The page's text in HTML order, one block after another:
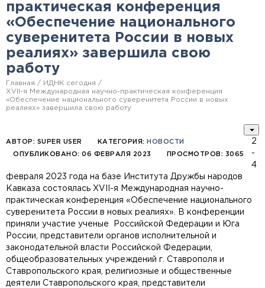
практическая конференция
«Обеспечение национального
суверенитета России в новых
реалиях» завершила свою
работу
Главная
ИДНК сегодня
XVII-я Международная научно-практическая конференция
«Обеспечение национального суверенитета России в новых
реалиях» завершила свою работу
АВТОР: SUPER USER КАТЕГОРИЯ: НОВОСТИ
ОПУБЛИКОВАНО: 06 ФЕВРАЛЯ 2023 ПРОСМОТРОВ: 3065
2
-
4
февраля 2023 года на базе Института Дружбы народов
Кавказа состоялась XVII-я Международная научно-
практическая конференция «Обеспечение национального
суверенитета России в новых реалиях». В конференции
приняли участие ученые Российской Федерации и Юга
России, представители органов исполнительной и
законодательной власти Российской Федерации,
общеобразовательных учреждений г. Ставрополя и
Ставропольского края, религиозные и общественные
деятели Ставропольского края, представители